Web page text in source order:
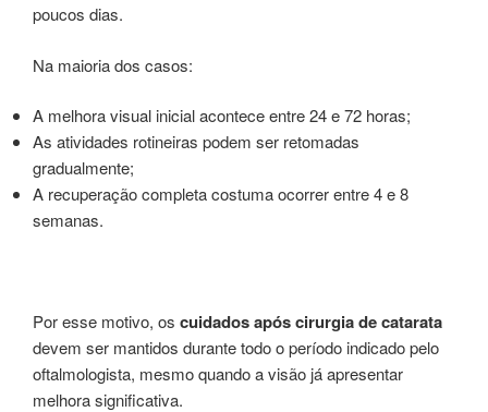
poucos dias.
Na maioria dos casos:
A melhora visual inicial acontece entre 24 e 72 horas;
As atividades rotineiras podem ser retomadas
gradualmente;
A recuperação completa costuma ocorrer entre 4 e 8
semanas.
Por esse motivo, os cuidados após cirurgia de catarata
devem ser mantidos durante todo o período indicado pelo
oftalmologista, mesmo quando a visão já apresentar
melhora significativa.